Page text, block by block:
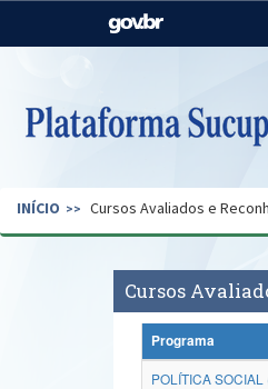
Casa Civil
Pecuária e Abastecimento
Secretaria de Governo
INÍCIO Cursos Avaliados e
Cursos
Programa
POLÍTICA